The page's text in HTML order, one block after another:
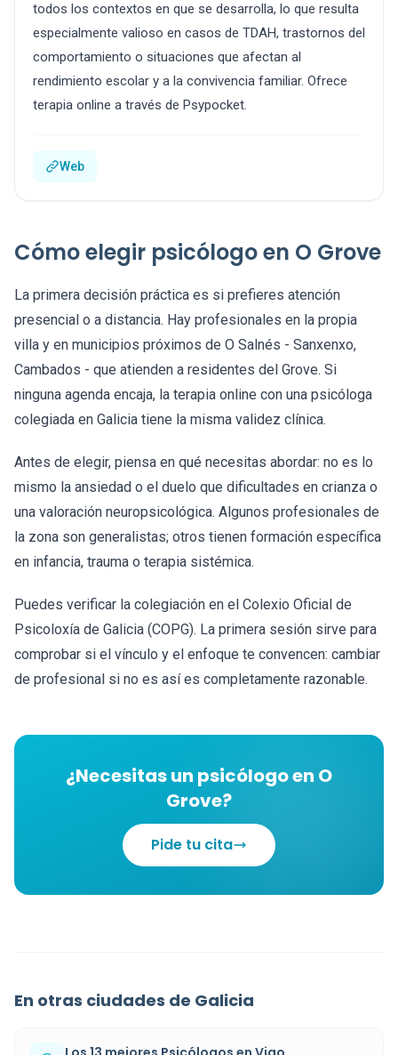
todos los contextos en que se desarrolla, lo que resulta
especialmente valioso en casos de TDAH, trastornos del
comportamiento o situaciones que afectan al
rendimiento escolar y a la convivencia familiar. Ofrece
terapia online a través de Psypocket.
Web
Cómo elegir psicólogo en O Grove
La primera decisión práctica es si prefieres atención
presencial o a distancia. Hay profesionales en la propia
villa y en municipios próximos de O Salnés - Sanxenxo,
Cambados - que atienden a residentes del Grove. Si
ninguna agenda encaja, la terapia online con una psicóloga
colegiada en Galicia tiene la misma validez clínica.
Antes de elegir, piensa en qué necesitas abordar: no es lo
mismo la ansiedad o el duelo que dificultades en crianza o
una valoración neuropsicológica. Algunos profesionales de
la zona son generalistas; otros tienen formación específica
en infancia, trauma o terapia sistémica.
Puedes verificar la colegiación en el Colexio Oficial de
Psicoloxía de Galicia (COPG). La primera sesión sirve para
comprobar si el vínculo y el enfoque te convencen: cambiar
de profesional si no es así es completamente razonable.
¿Necesitas un psicólogo en O
Grove?
Pide tu cita
En otras ciudades de Galicia